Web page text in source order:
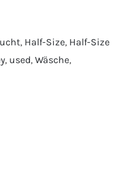
, Half-Size, Half-Size
, used, Wäsche,